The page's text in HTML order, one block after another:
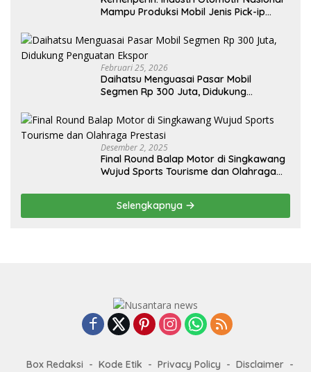
Mampu Produksi Mobil Jenis Pick-ip
Februari 25, 2026
Daihatsu Menguasai Pasar Mobil
Segmen Rp 300 Juta, Didukung
Desember 2, 2025
Final Round Balap Motor di Singkawang
Wujud Sports Tourisme dan Olahraga
Selengkapnya
Box Redaksi Kode Etik Privacy Policy Disclaimer